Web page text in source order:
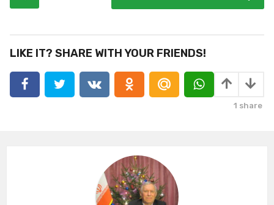
P
i
LIKE IT? SHARE WITH YOUR FRIENDS!
1 share